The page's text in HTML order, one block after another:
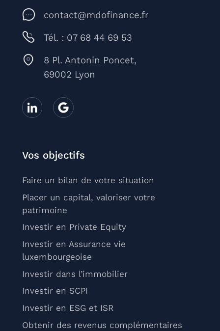
contact@mdofinance.fr
Tél. : 07 68 44 69 53
8 Pl. Antonin Poncet,
69002 Lyon
Vos objectifs
Faire un bilan de votre situation
Placer un capital, valoriser votre
patrimoine
Investir en Private Equity
Investir en Assurance vie
luxembourgeoise
Investir dans l’immobilier
Investir en SCPI
Investir en ESG et ISR
Obtenir des revenus complémentaires